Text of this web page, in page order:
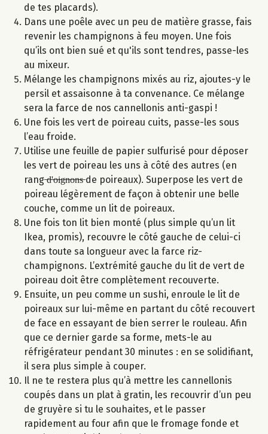
de tes placards).
Dans une poêle avec un peu de matière grasse, fais
revenir les champignons à feu moyen. Une fois
qu’ils ont bien sué et qu'ils sont tendres, passe-les
au mixeur.
Mélange les champignons mixés au riz, ajoutes-y le
persil et assaisonne à ta convenance. Ce mélange
sera la farce de nos cannellonis anti-gaspi !
Une fois les vert de poireau cuits, passe-les sous
l’eau froide.
Utilise une feuille de papier sulfurisé pour déposer
les vert de poireau les uns à côté des autres (en
rang ̶d̶'̶o̶i̶g̶n̶o̶n̶s̶ de poireaux). Superpose les vert de
poireau légèrement de façon à obtenir une belle
couche, comme un lit de poireaux.
Une fois ton lit bien monté (plus simple qu’un lit
Ikea, promis), recouvre le côté gauche de celui-ci
dans toute sa longueur avec la farce riz-
champignons. L’extrémité gauche du lit de vert de
poireau doit être complètement recouverte.
Ensuite, un peu comme un sushi, enroule le lit de
poireaux sur lui-même en partant du côté recouvert
de face en essayant de bien serrer le rouleau. Afin
que ce dernier garde sa forme, mets-le au
réfrigérateur pendant 30 minutes : en se solidifiant,
il sera plus simple à couper.
Il ne te restera plus qu’à mettre les cannellonis
coupés dans un plat à gratin, les recouvrir d’un peu
de gruyère si tu le souhaites, et le passer
rapidement au four afin que le fromage fonde et